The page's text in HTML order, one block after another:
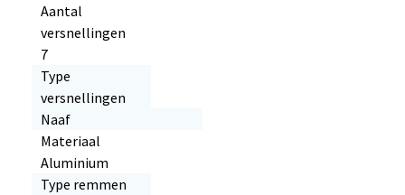
Aantal
versnellingen
7
Type
versnellingen
Naaf
Materiaal
Aluminium
Type remmen